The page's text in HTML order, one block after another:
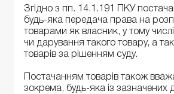
Згідно з пп. 14.1.191 ПКУ
будь-яка передача права на
товарами як власник, у тому
чи дарування такого товару, а
товарів за рішенням суду.
Постачанням товарів також
зокрема, будь-яка із зазначених